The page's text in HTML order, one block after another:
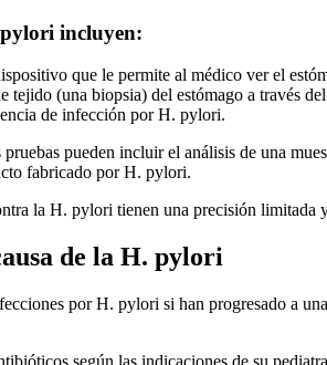
incluyen:
que le permite al médico ver el
(una biopsia) del estómago a través
de infección por H. pylori.
pruebas pueden incluir el análisis de una
fabricado por H. pylori.
la H. pylori tienen una precisión limitada
de la H. pylori
por H. pylori si han progresado a
según las indicaciones de su